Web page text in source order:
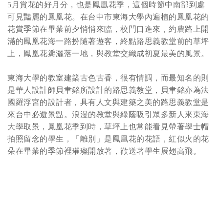
5月賞花的好月分，也是鳳凰花季，這個時節中南部到處
可見豔麗的鳳凰花。在台中市東海大學內遍植的鳳凰花的
花賞季節在畢業前夕悄悄來臨，校門口進來，約農路上開
滿的鳳凰花海一路扮隨著遊客，終點路思義教堂前的草坪
上，鳳凰花瓣灑落一地，與教堂交織成初夏最美的風景。
東海大學的教室建築古色古香，很有情調，而最知名的則
是華人設計師貝聿銘所設計的路思義教堂，貝聿銘亦為法
國羅浮宮的設計者，具有人文與建築之美的路思義教堂是
來台中必遊景點。浪漫的教堂與綠蔭吸引眾多新人來東海
大學取景，鳳凰花季到時，草坪上也常能看見帶著學士帽
拍照留念的學生，「離別」是鳳凰花的花語，紅似火的花
朵在畢業的季節裡璀璨開放著，歡送著學生展翅高飛。